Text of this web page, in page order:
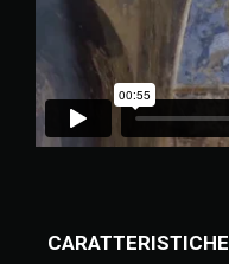
CARATTERISTICHE